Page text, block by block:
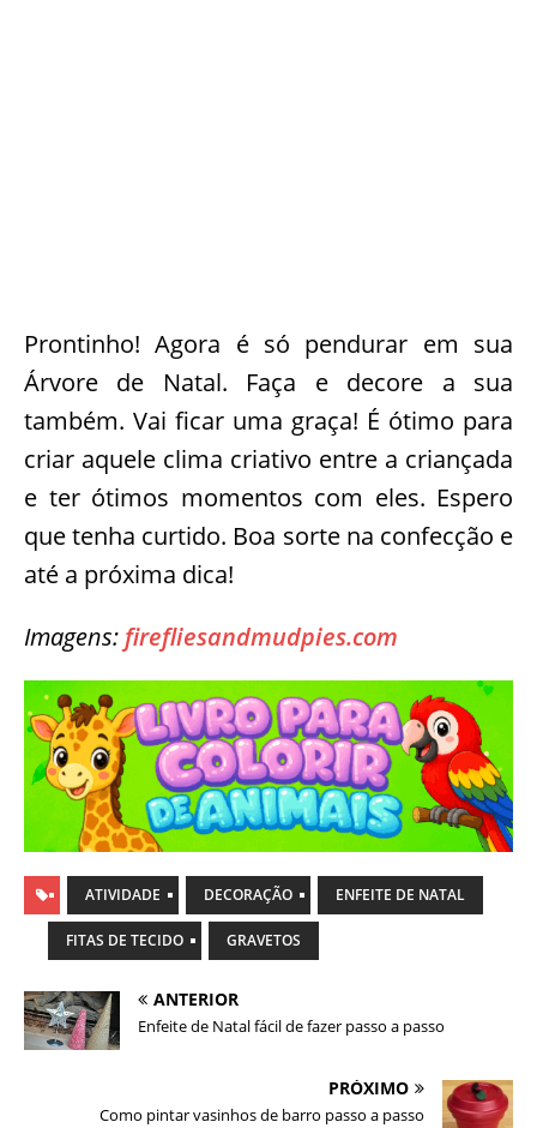
Prontinho! Agora é só pendurar em sua
Árvore de Natal. Faça e decore a sua
também. Vai ficar uma graça! É ótimo para
criar aquele clima criativo entre a criançada
e ter ótimos momentos com eles. Espero
que tenha curtido. Boa sorte na confecção e
até a próxima dica!
Imagens: firefliesandmudpies.com
ATIVIDADE DECORAÇÃO ENFEITE DE NATAL
FITAS DE TECIDO GRAVETOS
ANTERIOR
Enfeite de Natal fácil de fazer passo a passo
PRÓXIMO
Como pintar vasinhos de barro passo a passo